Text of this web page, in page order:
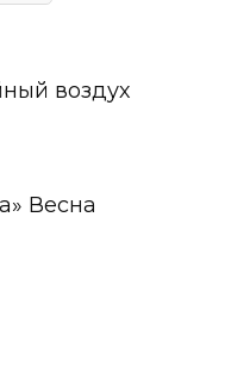
воздух
Весна